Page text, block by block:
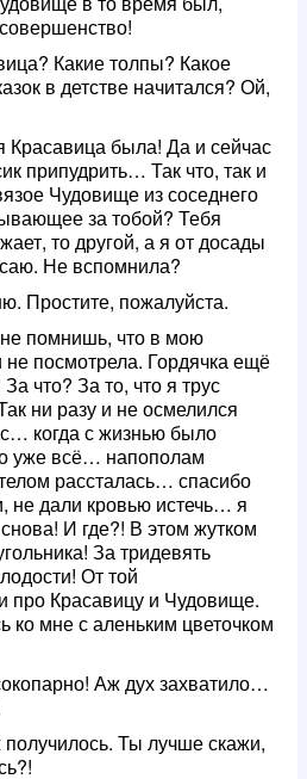
Какие толпы? Какое
в детстве начитался? Ой,
Красавица была! Да и сейчас
припудрить… Так что, так и
Чудовище из соседнего
за тобой? Тебя
то другой, а я от досады
Не вспомнила?
Простите, пожалуйста.
помнишь, что в мою
не посмотрела. Гордячка ещё
что? За то, что я трус
ни разу и не осмелился
когда с жизнью было
уже всё… напополам
рассталась… спасибо
не дали кровью истечь… я
И где?! В этом жутком
За тридевять
От той
про Красавицу и Чудовище.
ко мне с аленьким цветочком
Аж дух захватило…
получилось. Ты лучше скажи,